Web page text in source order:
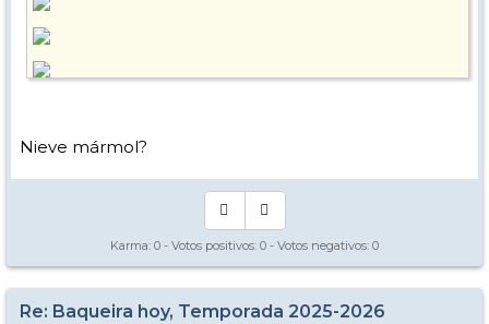
Nieve mármol?
Karma: 0 - Votos positivos: 0 - Votos negativos: 0
Re: Baqueira hoy, Temporada 2025-2026